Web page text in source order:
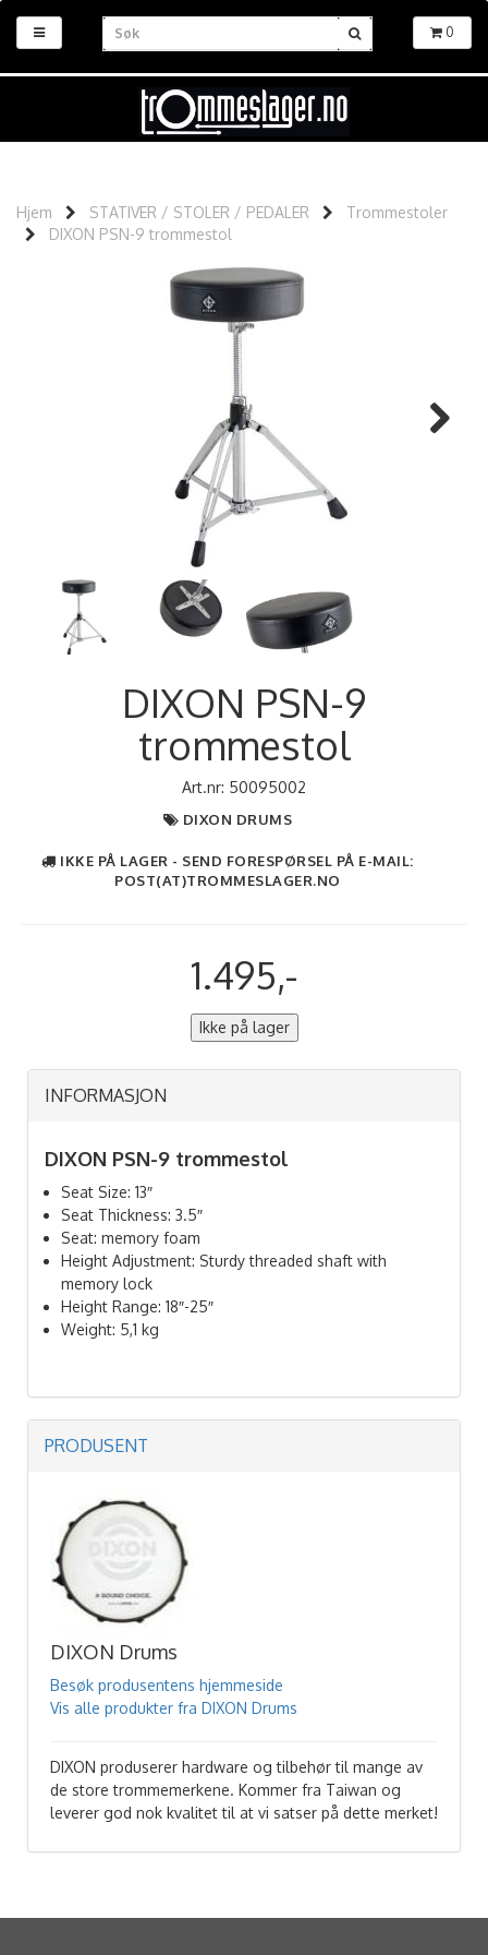
0
Hjem STATIVER / STOLER / PEDALER
Trommestoler
DIXON PSN-9 trommestol
DIXON PSN-9
trommestol
Art.nr: 50095002
DIXON DRUMS
IKKE PÅ LAGER - SEND FORESPØRSEL PÅ E-MAIL:
POST(AT)TROMMESLAGER.NO
1.495,-
Ikke på lager
INFORMASJON
DIXON PSN-9 trommestol
Seat Size: 13″
Seat Thickness: 3.5″
Seat: memory foam
Height Adjustment: Sturdy threaded shaft with
memory lock
Height Range: 18″-25″
Weight: 5,1 kg
PRODUSENT
DIXON Drums
Besøk produsentens hjemmeside
Vis alle produkter fra DIXON Drums
DIXON produserer hardware og tilbehør til mange av
de store trommemerkene. Kommer fra Taiwan og
leverer god nok kvalitet til at vi satser på dette merket!